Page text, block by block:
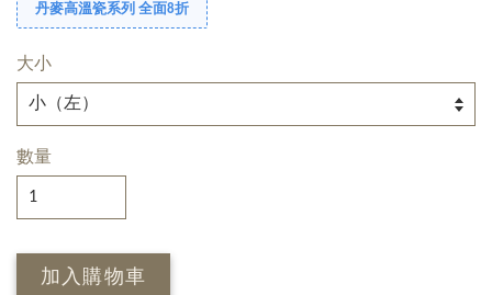
丹麥高溫瓷系列 全面8折
大小
數量
加入購物車